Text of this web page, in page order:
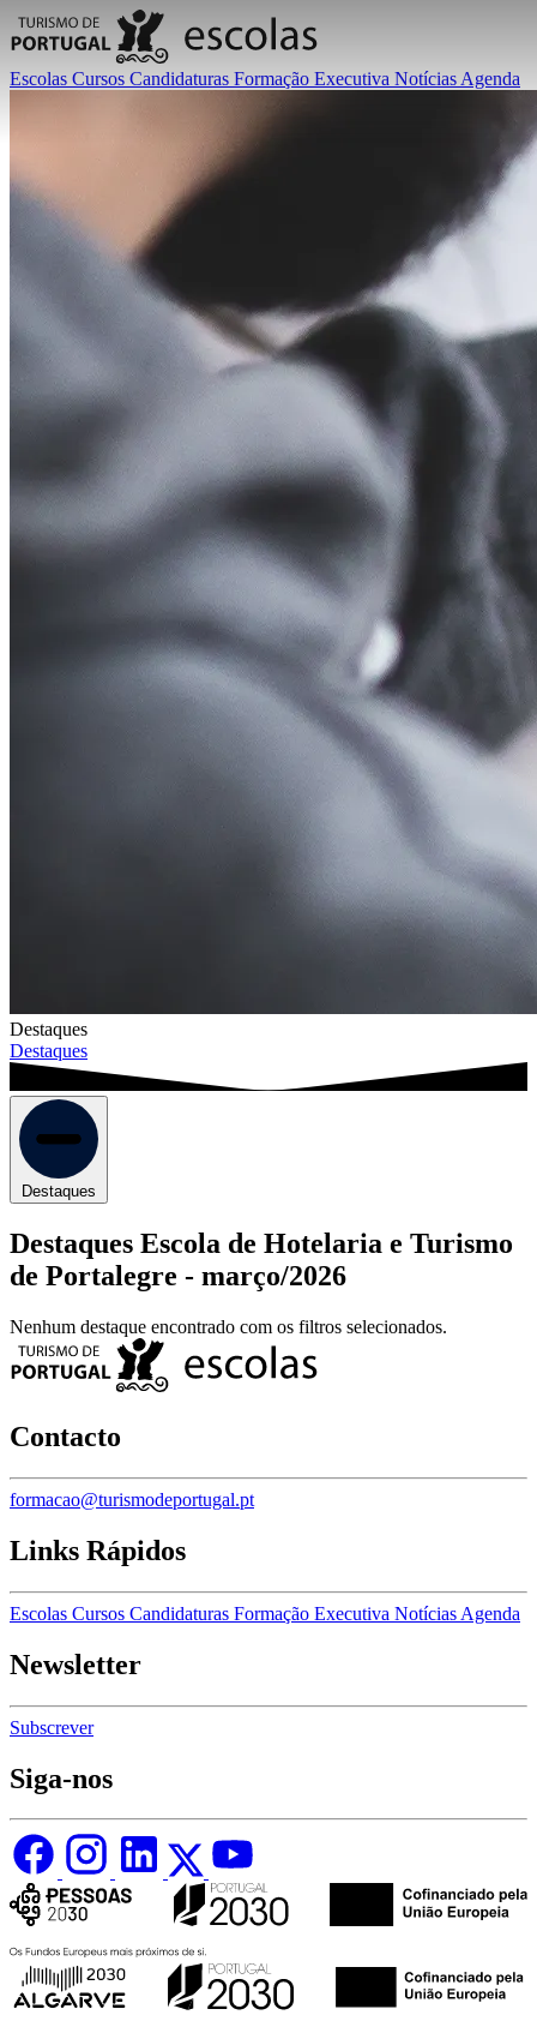
Escolas Cursos Candidaturas Formação Executiva Notícias Agenda
Destaques
Destaques
Destaques
Destaques Escola de Hotelaria e Turismo
de Portalegre - março/2026
Nenhum destaque encontrado com os filtros selecionados.
Contacto
formacao@turismodeportugal.pt
Links Rápidos
Escolas Cursos Candidaturas Formação Executiva Notícias Agenda
Newsletter
Subscrever
Siga-nos